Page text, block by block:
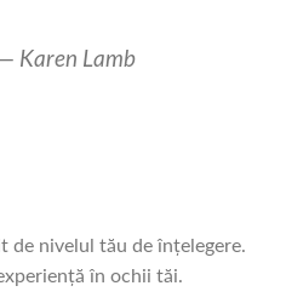
Karen Lamb
de nivelul tău de înțelegere.
în ochii tăi.